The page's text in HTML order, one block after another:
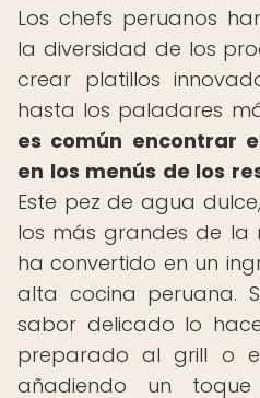
Los chefs peruanos
la diversidad de los
crear platillos
hasta los paladares
es común encontrar
en los menús de los
Este pez de agua
los más grandes de la
ha convertido en un
alta cocina peruana.
sabor delicado lo
preparado al grill o
añadiendo un